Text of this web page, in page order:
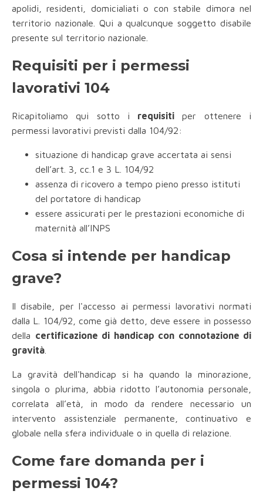
apolidi, residenti, domicialiati o con stabile dimora nel
territorio nazionale. Qui a qualcunque soggetto disabile
presente sul territorio nazionale.
Requisiti per i permessi
lavorativi 104
Ricapitoliamo qui sotto i requisiti per ottenere i
permessi lavorativi previsti dalla 104/92:
situazione di handicap grave accertata ai sensi
dell’art. 3, cc.1 e 3 L. 104/92
assenza di ricovero a tempo pieno presso istituti
del portatore di handicap
essere assicurati per le prestazioni economiche di
maternità all’INPS
Cosa si intende per handicap
grave?
Il disabile, per l'accesso ai permessi lavorativi normati
dalla L. 104/92, come già detto, deve essere in possesso
della certificazione di handicap con connotazione di
gravità
La gravità dell'handicap si ha quando la minorazione,
singola o plurima, abbia ridotto l’autonomia personale,
correlata all’età, in modo da rendere necessario un
intervento assistenziale permanente, continuativo e
globale nella sfera individuale o in quella di relazione.
Come fare domanda per i
permessi 104?